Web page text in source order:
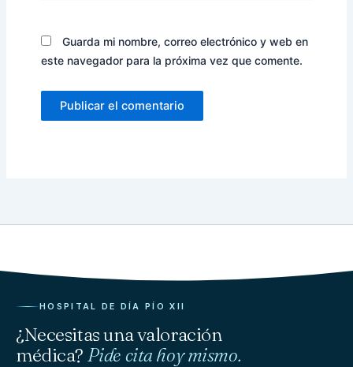
Guarda mi nombre, correo electrónico y web en
este navegador para la próxima vez que comente.
HOSPITAL DE DÍA PÍO XII
¿Necesitas una valoración
médica? Pide cita hoy mismo.